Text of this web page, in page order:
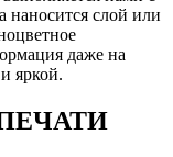
наносится слой или
даже на
яркой.